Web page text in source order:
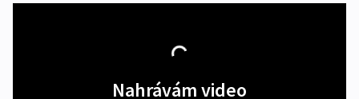
Nahrávám video